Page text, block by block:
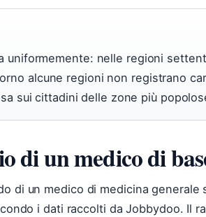
uniformemente: nelle regioni
alcune regioni non registrano
sui cittadini delle zone più
di un medico di
di un medico di medicina generale
i dati raccolti da Jobbydoo. Il